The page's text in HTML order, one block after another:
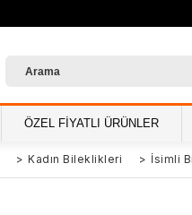
500 TL
ÖZEL FİYATLI ÜRÜNLER
> Kadın Bileklikleri > İsimli